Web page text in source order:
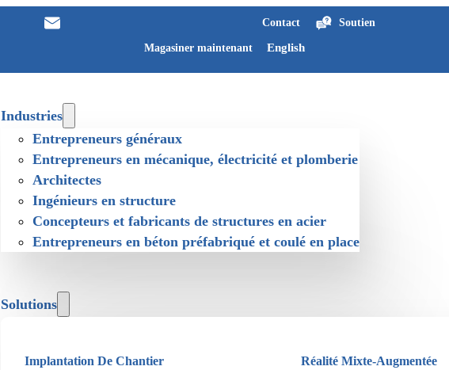
Contact Soutien
Magasiner maintenant English
Industries
Entrepreneurs généraux
Entrepreneurs en mécanique, électricité et plomberie
Architectes
Ingénieurs en structure
Concepteurs et fabricants de structures en acier
Entrepreneurs en béton préfabriqué et coulé en place
Solutions
Implantation De Chantier Réalité Mixte-Augmentée